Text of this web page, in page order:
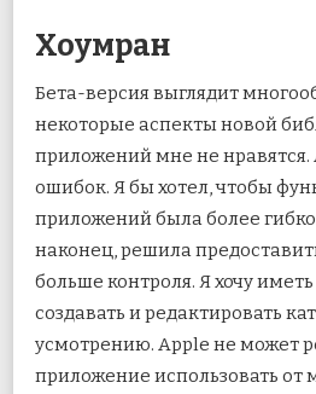
Хоумран
Бета-версия выглядит
некоторые аспекты новой
приложений мне не
ошибок. Я бы хотел, чтобы
приложений была более
наконец, решила
больше контроля. Я хочу
создавать и редактировать
усмотрению. Apple не может
приложение использовать от